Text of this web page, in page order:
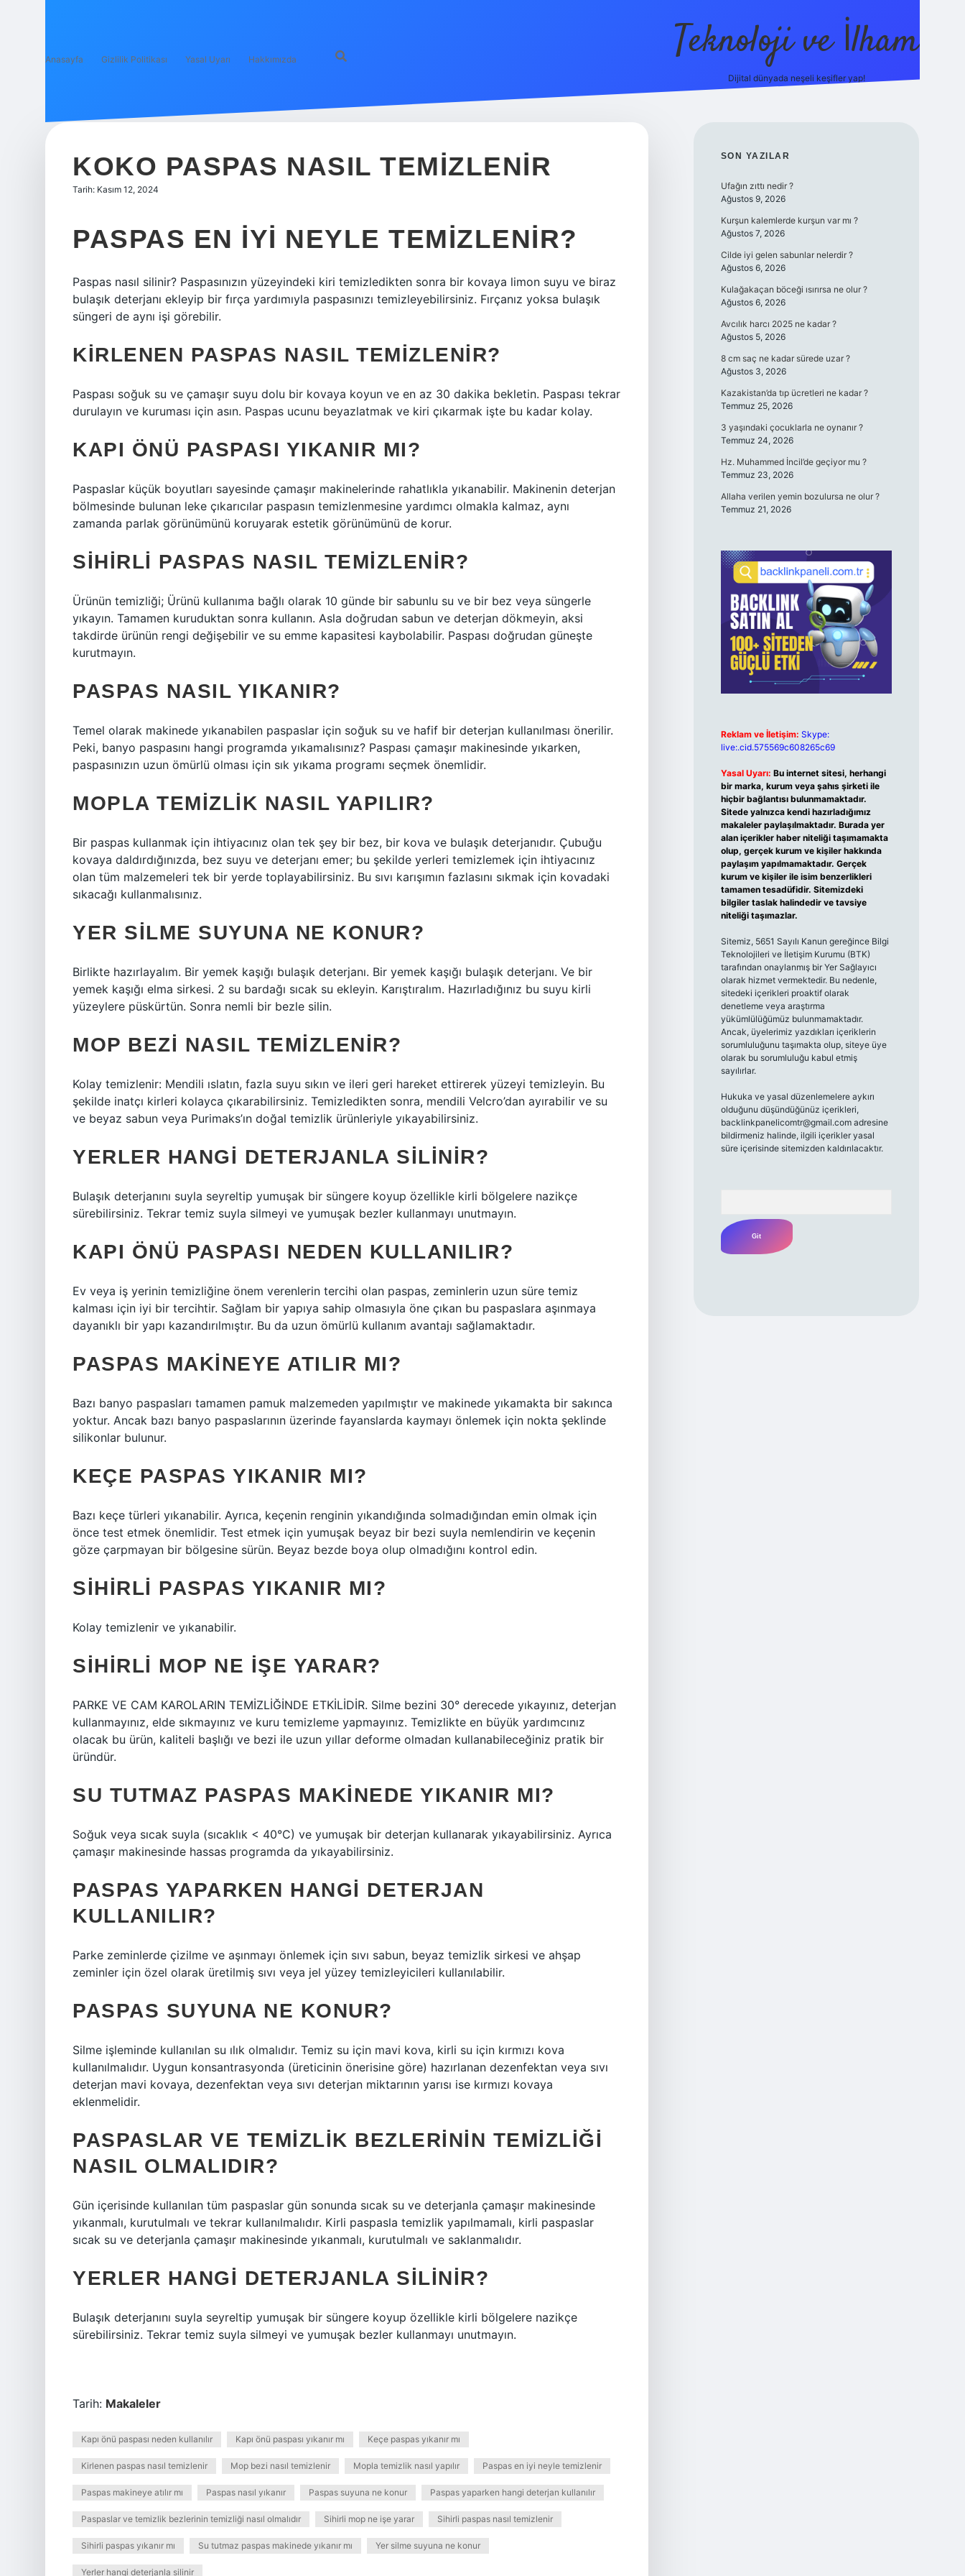
Anasayfa Gizlilik Politikası Yasal Uyarı Hakkımızda Teknoloji ve İlham
Dijital dünyada neşeli keşifler yap!
KOKO PASPAS NASIL TEMIZLENIR
Tarih: Kasım 12, 2024
PASPAS EN IYI NEYLE TEMIZLENIR?
Paspas nasıl silinir? Paspasınızın yüzeyindeki kiri temizledikten sonra bir kovaya limon suyu ve biraz
bulaşık deterjanı ekleyip bir fırça yardımıyla paspasınızı temizleyebilirsiniz. Fırçanız yoksa bulaşık
süngeri de aynı işi görebilir.
KIRLENEN PASPAS NASIL TEMIZLENIR?
Paspası soğuk su ve çamaşır suyu dolu bir kovaya koyun ve en az 30 dakika bekletin. Paspası tekrar
durulayın ve kuruması için asın. Paspas ucunu beyazlatmak ve kiri çıkarmak işte bu kadar kolay.
KAPI ÖNÜ PASPASI YIKANIR MI?
Paspaslar küçük boyutları sayesinde çamaşır makinelerinde rahatlıkla yıkanabilir. Makinenin deterjan
bölmesinde bulunan leke çıkarıcılar paspasın temizlenmesine yardımcı olmakla kalmaz, aynı
zamanda parlak görünümünü koruyarak estetik görünümünü de korur.
SIHIRLI PASPAS NASIL TEMIZLENIR?
Ürünün temizliği; Ürünü kullanıma bağlı olarak 10 günde bir sabunlu su ve bir bez veya süngerle
yıkayın. Tamamen kuruduktan sonra kullanın. Asla doğrudan sabun ve deterjan dökmeyin, aksi
takdirde ürünün rengi değişebilir ve su emme kapasitesi kaybolabilir. Paspası doğrudan güneşte
kurutmayın.
PASPAS NASIL YIKANIR?
Temel olarak makinede yıkanabilen paspaslar için soğuk su ve hafif bir deterjan kullanılması önerilir.
Peki, banyo paspasını hangi programda yıkamalısınız? Paspası çamaşır makinesinde yıkarken,
paspasınızın uzun ömürlü olması için sık yıkama programı seçmek önemlidir.
MOPLA TEMIZLIK NASIL YAPILIR?
Bir paspas kullanmak için ihtiyacınız olan tek şey bir bez, bir kova ve bulaşık deterjanıdır. Çubuğu
kovaya daldırdığınızda, bez suyu ve deterjanı emer; bu şekilde yerleri temizlemek için ihtiyacınız
olan tüm malzemeleri tek bir yerde toplayabilirsiniz. Bu sıvı karışımın fazlasını sıkmak için kovadaki
sıkacağı kullanmalısınız.
YER SILME SUYUNA NE KONUR?
Birlikte hazırlayalım. Bir yemek kaşığı bulaşık deterjanı. Bir yemek kaşığı bulaşık deterjanı. Ve bir
yemek kaşığı elma sirkesi. 2 su bardağı sıcak su ekleyin. Karıştıralım. Hazırladığınız bu suyu kirli
yüzeylere püskürtün. Sonra nemli bir bezle silin.
MOP BEZI NASIL TEMIZLENIR?
Kolay temizlenir: Mendili ıslatın, fazla suyu sıkın ve ileri geri hareket ettirerek yüzeyi temizleyin. Bu
şekilde inatçı kirleri kolayca çıkarabilirsiniz. Temizledikten sonra, mendili Velcro’dan ayırabilir ve su
ve beyaz sabun veya Purimaks’ın doğal temizlik ürünleriyle yıkayabilirsiniz.
YERLER HANGI DETERJANLA SILINIR?
Bulaşık deterjanını suyla seyreltip yumuşak bir süngere koyup özellikle kirli bölgelere nazikçe
sürebilirsiniz. Tekrar temiz suyla silmeyi ve yumuşak bezler kullanmayı unutmayın.
KAPI ÖNÜ PASPASI NEDEN KULLANILIR?
Ev veya iş yerinin temizliğine önem verenlerin tercihi olan paspas, zeminlerin uzun süre temiz
kalması için iyi bir tercihtir. Sağlam bir yapıya sahip olmasıyla öne çıkan bu paspaslara aşınmaya
dayanıklı bir yapı kazandırılmıştır. Bu da uzun ömürlü kullanım avantajı sağlamaktadır.
PASPAS MAKINEYE ATILIR MI?
Bazı banyo paspasları tamamen pamuk malzemeden yapılmıştır ve makinede yıkamakta bir sakınca
yoktur. Ancak bazı banyo paspaslarının üzerinde fayanslarda kaymayı önlemek için nokta şeklinde
silikonlar bulunur.
KEÇE PASPAS YIKANIR MI?
Bazı keçe türleri yıkanabilir. Ayrıca, keçenin renginin yıkandığında solmadığından emin olmak için
önce test etmek önemlidir. Test etmek için yumuşak beyaz bir bezi suyla nemlendirin ve keçenin
göze çarpmayan bir bölgesine sürün. Beyaz bezde boya olup olmadığını kontrol edin.
SIHIRLI PASPAS YIKANIR MI?
Kolay temizlenir ve yıkanabilir.
SIHIRLI MOP NE IŞE YARAR?
PARKE VE CAM KAROLARIN TEMİZLİĞİNDE ETKİLİDİR. Silme bezini 30° derecede yıkayınız, deterjan
kullanmayınız, elde sıkmayınız ve kuru temizleme yapmayınız. Temizlikte en büyük yardımcınız
olacak bu ürün, kaliteli başlığı ve bezi ile uzun yıllar deforme olmadan kullanabileceğiniz pratik bir
üründür.
SU TUTMAZ PASPAS MAKINEDE YIKANIR MI?
Soğuk veya sıcak suyla (sıcaklık < 40°C) ve yumuşak bir deterjan kullanarak yıkayabilirsiniz. Ayrıca
çamaşır makinesinde hassas programda da yıkayabilirsiniz.
PASPAS YAPARKEN HANGI DETERJAN
KULLANILIR?
Parke zeminlerde çizilme ve aşınmayı önlemek için sıvı sabun, beyaz temizlik sirkesi ve ahşap
zeminler için özel olarak üretilmiş sıvı veya jel yüzey temizleyicileri kullanılabilir.
PASPAS SUYUNA NE KONUR?
Silme işleminde kullanılan su ılık olmalıdır. Temiz su için mavi kova, kirli su için kırmızı kova
kullanılmalıdır. Uygun konsantrasyonda (üreticinin önerisine göre) hazırlanan dezenfektan veya sıvı
deterjan mavi kovaya, dezenfektan veya sıvı deterjan miktarının yarısı ise kırmızı kovaya
eklenmelidir.
PASPASLAR VE TEMIZLIK BEZLERININ TEMIZLIĞI
NASIL OLMALIDIR?
Gün içerisinde kullanılan tüm paspaslar gün sonunda sıcak su ve deterjanla çamaşır makinesinde
yıkanmalı, kurutulmalı ve tekrar kullanılmalıdır. Kirli paspasla temizlik yapılmamalı, kirli paspaslar
sıcak su ve deterjanla çamaşır makinesinde yıkanmalı, kurutulmalı ve saklanmalıdır.
YERLER HANGI DETERJANLA SILINIR?
Bulaşık deterjanını suyla seyreltip yumuşak bir süngere koyup özellikle kirli bölgelere nazikçe
sürebilirsiniz. Tekrar temiz suyla silmeyi ve yumuşak bezler kullanmayı unutmayın.
Tarih: Makaleler
Kapı önü paspası neden kullanılır Kapı önü paspası yıkanır mı Keçe paspas yıkanır mı
Kirlenen paspas nasıl temizlenir Mop bezi nasıl temizlenir Mopla temizlik nasıl yapılır Paspas en iyi neyle temizlenir
Paspas makineye atılır mı Paspas nasıl yıkanır Paspas suyuna ne konur Paspas yaparken hangi deterjan kullanılır
Paspaslar ve temizlik bezlerinin temizliği nasıl olmalıdır Sihirli mop ne işe yarar Sihirli paspas nasıl temizlenir
Sihirli paspas yıkanır mı Su tutmaz paspas makinede yıkanır mı Yer silme suyuna ne konur
Yerler hangi deterjanla silinir
SIDEBAR
SON YAZILAR
Ufağın zıttı nedir ?
Ağustos 9, 2026
Kurşun kalemlerde kurşun var mı ?
Ağustos 7, 2026
Cilde iyi gelen sabunlar nelerdir ?
Ağustos 6, 2026
Kulağakaçan böceği ısırırsa ne olur ?
Ağustos 6, 2026
Avcılık harcı 2025 ne kadar ?
Ağustos 5, 2026
8 cm saç ne kadar sürede uzar ?
Ağustos 3, 2026
Kazakistan’da tıp ücretleri ne kadar ?
Temmuz 25, 2026
3 yaşındaki çocuklarla ne oynanır ?
Temmuz 24, 2026
Hz. Muhammed İncil’de geçiyor mu ?
Temmuz 23, 2026
Allaha verilen yemin bozulursa ne olur ?
Temmuz 21, 2026
Reklam ve İletişim: Skype:
live:.cid.575569c608265c69
Yasal Uyarı: Bu internet sitesi, herhangi
bir marka, kurum veya şahıs şirketi ile
hiçbir bağlantısı bulunmamaktadır.
Sitede yalnızca kendi hazırladığımız
makaleler paylaşılmaktadır. Burada yer
alan içerikler haber niteliği taşımamakta
olup, gerçek kurum ve kişiler hakkında
paylaşım yapılmamaktadır. Gerçek
kurum ve kişiler ile isim benzerlikleri
tamamen tesadüfidir. Sitemizdeki
bilgiler taslak halindedir ve tavsiye
niteliği taşımazlar.
Sitemiz, 5651 Sayılı Kanun gereğince Bilgi
Teknolojileri ve İletişim Kurumu (BTK)
tarafından onaylanmış bir Yer Sağlayıcı
olarak hizmet vermektedir. Bu nedenle,
sitedeki içerikleri proaktif olarak
denetleme veya araştırma
yükümlülüğümüz bulunmamaktadır.
Ancak, üyelerimiz yazdıkları içeriklerin
sorumluluğunu taşımakta olup, siteye üye
olarak bu sorumluluğu kabul etmiş
sayılırlar.
Hukuka ve yasal düzenlemelere aykırı
olduğunu düşündüğünüz içerikleri,
backlinkpanelicomtr@gmail.comadresine
bildirmeniz halinde, ilgili içerikler yasal
süre içerisinde sitemizden kaldırılacaktır.